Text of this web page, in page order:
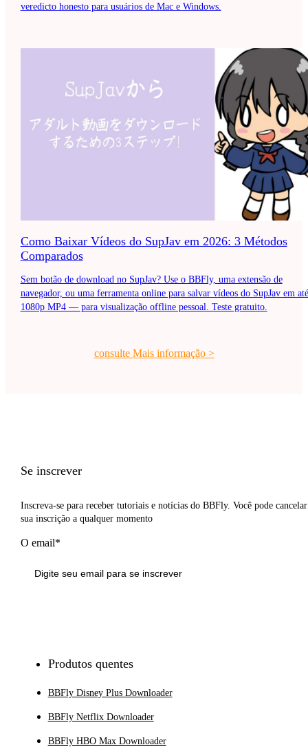
veredicto honesto para usuários de Mac e Windows.
Como Baixar Vídeos do SupJav em 2026: 3 Métodos
Comparados
Sem botão de download no SupJav? Use o BBFly, uma extensão de
navegador, ou uma ferramenta online para salvar vídeos do SupJav em até
1080p MP4 — para visualização offline pessoal. Teste gratuito.
consulte Mais informação>
Se inscrever
Inscreva-se para receber tutoriais e notícias do BBFly. Você pode cancelar
sua inscrição a qualquer momento
O email*
Produtos quentes
BBFly Disney Plus Downloader
BBFly Netflix Downloader
BBFly HBO Max Downloader